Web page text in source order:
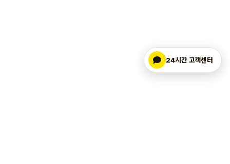
24시간 고객센터